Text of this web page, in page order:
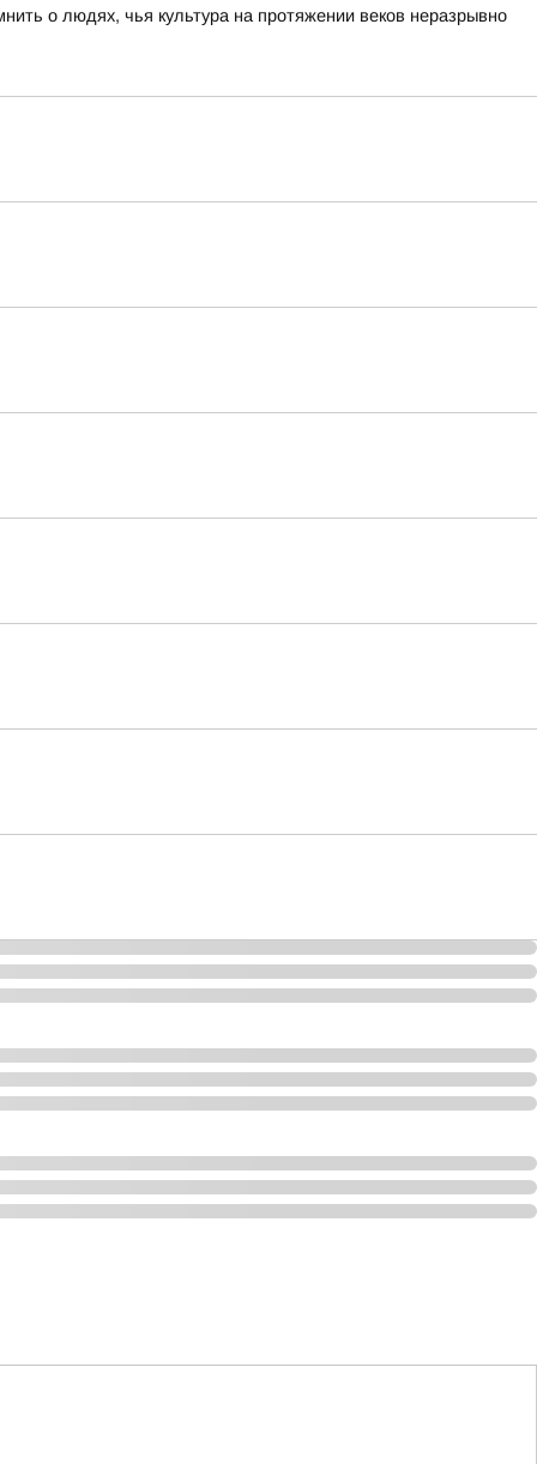
о людях, чья культура на протяжении веков неразрывно